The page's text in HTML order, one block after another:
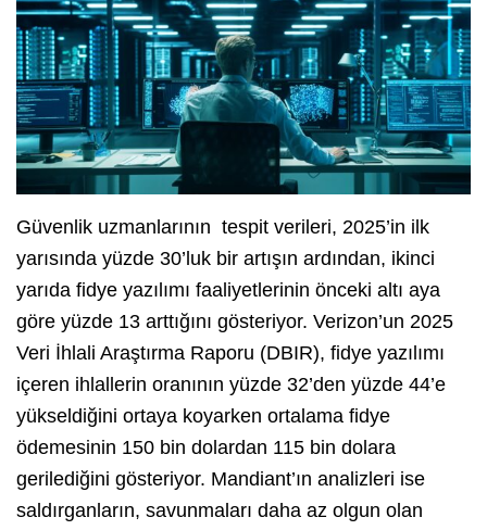
Güvenlik uzmanlarının tespit verileri, 2025’in ilk
yarısında yüzde 30’luk bir artışın ardından, ikinci
yarıda fidye yazılımı faaliyetlerinin önceki altı aya
göre yüzde 13 arttığını gösteriyor. Verizon’un 2025
Veri İhlali Araştırma Raporu (DBIR), fidye yazılımı
içeren ihlallerin oranının yüzde 32’den yüzde 44’e
yükseldiğini ortaya koyarken ortalama fidye
ödemesinin 150 bin dolardan 115 bin dolara
gerilediğini gösteriyor. Mandiant’ın analizleri ise
saldırganların, savunmaları daha az olgun olan